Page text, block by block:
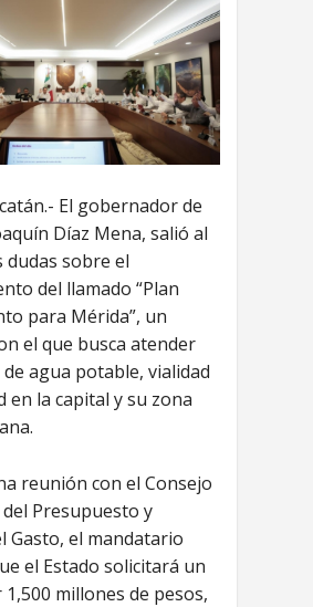
El gobernador de
Díaz Mena, salió al
dudas sobre el
del llamado “Plan
para Mérida”, un
el que busca atender
agua potable, vialidad
en la capital y su zona
reunión con el Consejo
Presupuesto y
Gasto, el mandatario
el Estado solicitará un
millones de pesos,